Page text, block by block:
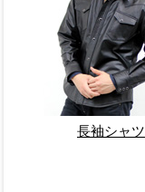
長袖シャツ